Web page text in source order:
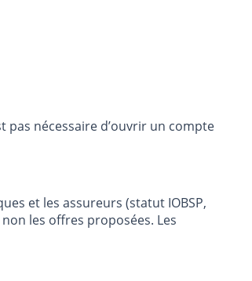
pas nécessaire d’ouvrir un compte
et les assureurs (statut IOBSP,
les offres proposées. Les